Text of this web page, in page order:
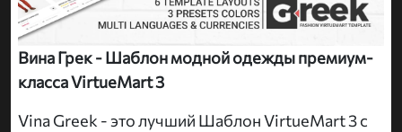
Вина Грек - Шаблон модной одежды премиум-
класса VirtueMart 3
Vina Greek - это лучший Шаблон VirtueMart 3 с